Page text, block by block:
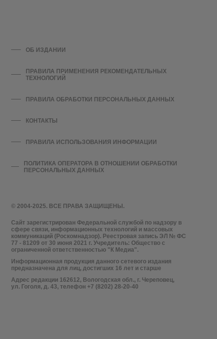
© 2004-2025. ВСЕ ПРАВА ЗАЩИЩЕНЫ.
Сайт зарегистрирован Федеральной службой по надзору в
сфере связи, информационных технологий и массовых
коммуникаций (Роскомнадзор). Реестровая запись ЭЛ № ФС
77 - 81209 от 30 июня 2021 г. Учредитель: Общество с
ограниченной ответственностью "К Медиа".
Информационная продукция данного сетевого издания
предназначена для лиц, достигших 16 лет и старше
Адрес редакции 162612, Вологодская обл., г. Череповец,
ул. Гоголя, д. 43, телефон +7 (8202) 28-20-40
ОБ ИЗДАНИИ
ПРАВИЛА ПРИМЕНЕНИЯ РЕКОМЕНДАТЕЛЬНЫХ
ТЕХНОЛОГИЙ
ПРАВИЛА ОБРАБОТКИ ПЕРСОНАЛЬНЫХ ДАННЫХ
КОНТАКТЫ
ПРАВИЛА ИСПОЛЬЗОВАНИЯ ИНФОРМАЦИИ
ПОЛИТИКА ОПЕРАТОРА В ОТНОШЕНИИ ОБРАБОТКИ
ПЕРСОНАЛЬНЫХ ДАННЫХ